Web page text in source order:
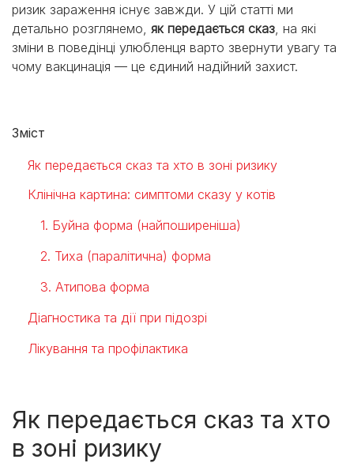
ризик зараження існує завжди. У цій статті ми
детально розглянемо, як передається сказ , на які
зміни в поведінці улюбленця варто звернути увагу та
чому вакцинація — це єдиний надійний захист.
Зміст
Як передається сказ та хто в зоні ризику
Клінічна картина: симптоми сказу у котів
1. Буйна форма (найпоширеніша)
2. Тиха (паралітична) форма
3. Атипова форма
Діагностика та дії при підозрі
Лікування та профілактика
Як передається сказ та хто
в зоні ризику